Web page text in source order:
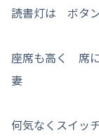
読書灯は ボタ
座席も高く 席
妻
何気なくスイッ